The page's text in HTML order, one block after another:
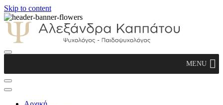
Skip to content
Παιδοψυχολόγος
MENU